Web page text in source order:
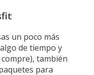
un poco más
de tiempo y
también
para